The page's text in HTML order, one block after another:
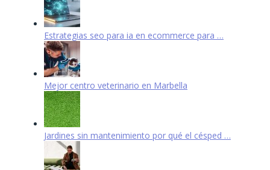
Estrategias seo para ia en ecommerce para …
Mejor centro veterinario en Marbella
Jardines sin mantenimiento por qué el césped …